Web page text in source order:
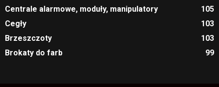
Centrale alarmowe, moduły, manipulatory
105
Cegły
103
Brzeszczoty
103
Brokaty do farb
99